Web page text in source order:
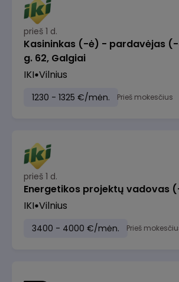
prieš 1 d.
Kasininkas (-ė) - pardavėjas
g. 62, Galgiai
IKI Vilnius
1230 - 1325 €/mėn. Prieš mokesčius
prieš 1 d.
Energetikos projektų vadovas
IKI Vilnius
3400 - 4000 €/mėn. Prieš